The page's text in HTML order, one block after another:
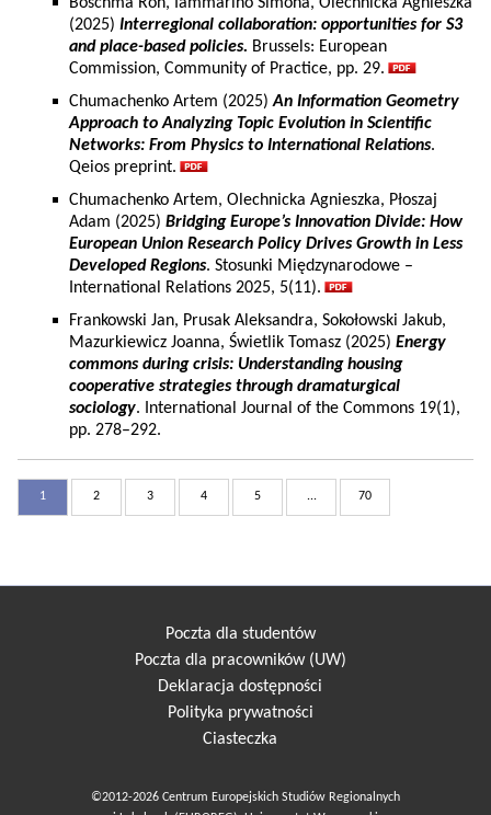
(2025) Interregional collaboration: opportunities for S3
and place-based policies. Brussels: European
Commission, Community of Practice, pp. 29.
Chumachenko Artem (2025)An Information Geometry
Approach to Analyzing Topic Evolution in Scientific
Networks: From Physics to International Relations.
Qeios preprint.
Chumachenko Artem, Olechnicka Agnieszka, Płoszaj
Adam (2025) Bridging Europe’s Innovation Divide: How
European Union Research Policy Drives Growth in Less
Developed Regions. Stosunki Międzynarodowe –
International Relations 2025, 5(11).
Frankowski Jan, Prusak Aleksandra, Sokołowski Jakub,
Mazurkiewicz Joanna, Świetlik Tomasz (2025) Energy
commons during crisis: Understanding housing
cooperative strategies through dramaturgical
sociology. International Journal of the Commons 19(1),
pp. 278–292.
1 2 3 4 5 ... 70
Poczta dla studentów
Poczta dla pracowników (UW)
Deklaracja dostępności
Polityka prywatności
Ciasteczka
©2012-2026 Centrum Europejskich Studiów Regionalnych